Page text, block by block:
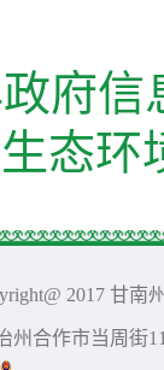
府
态环
2017 甘南
州合作市当周街